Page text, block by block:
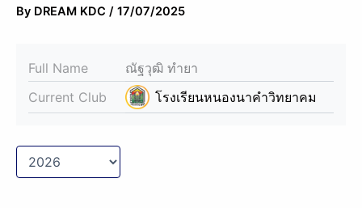
By DREAM KDC / 17/07/2025
Full Name
ณัฐวุฒิ ทำยา
Current Club
โรงเรียนหนองนาคำวิทยาคม